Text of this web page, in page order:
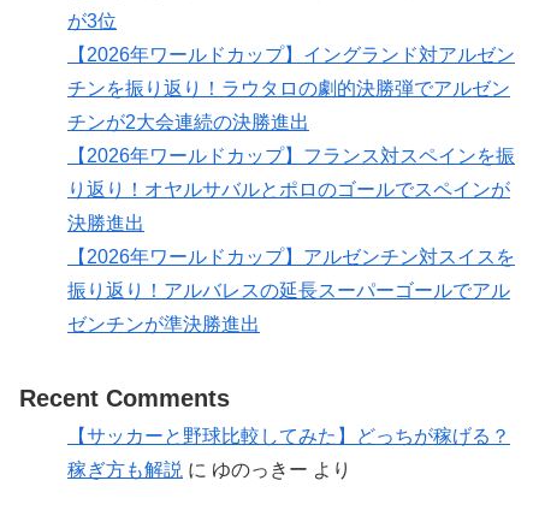
が3位
【2026年ワールドカップ】イングランド対アルゼン
チンを振り返り！ラウタロの劇的決勝弾でアルゼン
チンが2大会連続の決勝進出
【2026年ワールドカップ】フランス対スペインを振
り返り！オヤルサバルとポロのゴールでスペインが
決勝進出
【2026年ワールドカップ】アルゼンチン対スイスを
振り返り！アルバレスの延長スーパーゴールでアル
ゼンチンが準決勝進出
Recent Comments
【サッカーと野球比較してみた】どっちが稼げる？
稼ぎ方も解説 に ゆのっきー より